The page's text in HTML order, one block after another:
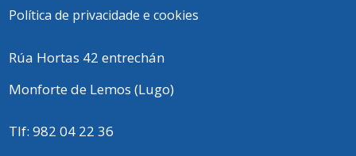
Política de privacidade e cookies
Rúa Hortas 42 entrechán
Monforte de Lemos (Lugo)
Tlf:982 04 22 36